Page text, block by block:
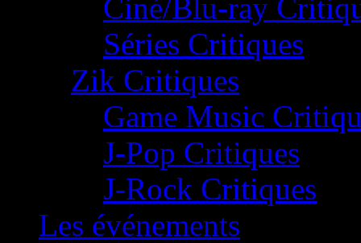
Ciné/Blu-ray
Séries Critiques
Zik Critiques
Game Music
J-Pop Critiques
J-Rock Critiques
Les événements